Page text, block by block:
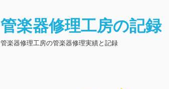
管楽器修理工房の記録
管楽器修理工房の管楽器修理実績と記録